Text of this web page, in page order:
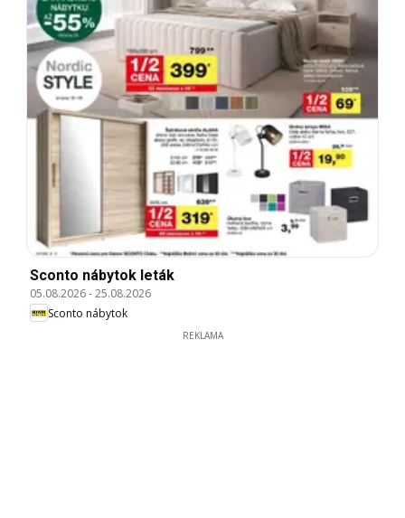
Sconto nábytok leták
05.08.2026-25.08.2026
Sconto nábytok
REKLAMA